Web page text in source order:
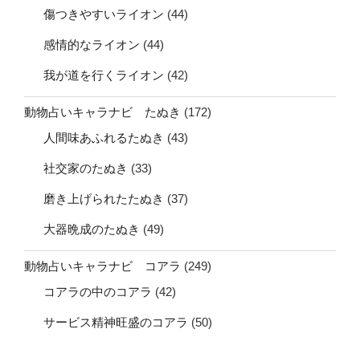
傷つきやすいライオン (44)
感情的なライオン (44)
我が道を行くライオン (42)
動物占いキャラナビ たぬき (172)
人間味あふれるたぬき (43)
社交家のたぬき (33)
磨き上げられたたぬき (37)
大器晩成のたぬき (49)
動物占いキャラナビ コアラ (249)
コアラの中のコアラ (42)
サービス精神旺盛のコアラ (50)